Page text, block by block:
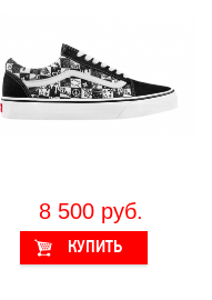
8 500 руб.